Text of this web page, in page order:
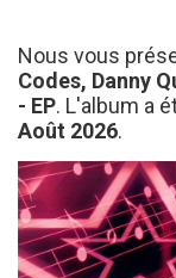
Nous vous
Codes, Danny
- EP. L'album a
Août 2026.